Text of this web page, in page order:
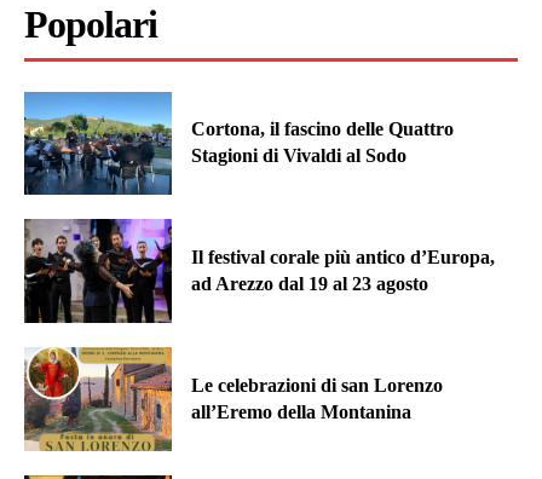
Popolari
Cortona, il fascino delle Quattro
Stagioni di Vivaldi al Sodo
Il festival corale più antico d’Europa,
ad Arezzo dal 19 al 23 agosto
Le celebrazioni di san Lorenzo
all’Eremo della Montanina